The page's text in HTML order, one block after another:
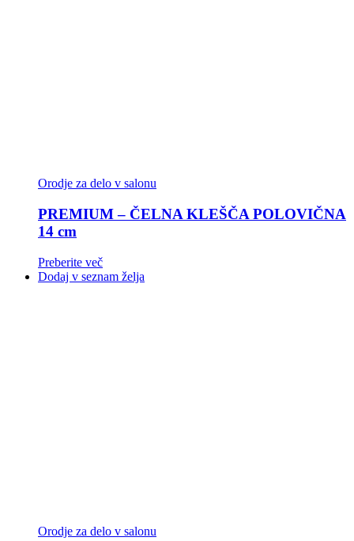
Orodje za delo v salonu
PREMIUM – ČELNA KLEŠČA POLOVIČNA
14 cm
Preberite več
Dodaj v seznam želja
Orodje za delo v salonu